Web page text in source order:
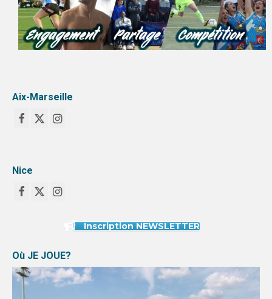
Aix-Marseille
Nice
Inscription NEWSLETTER
Où JE JOUE?